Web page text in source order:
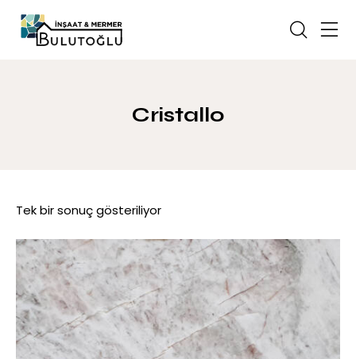
Cristallo
Tek bir sonuç gösteriliyor